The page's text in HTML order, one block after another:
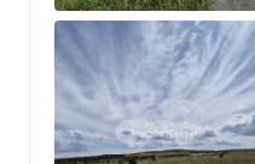
Один взрослый
отсутствуют.
Звоните - отвечу на